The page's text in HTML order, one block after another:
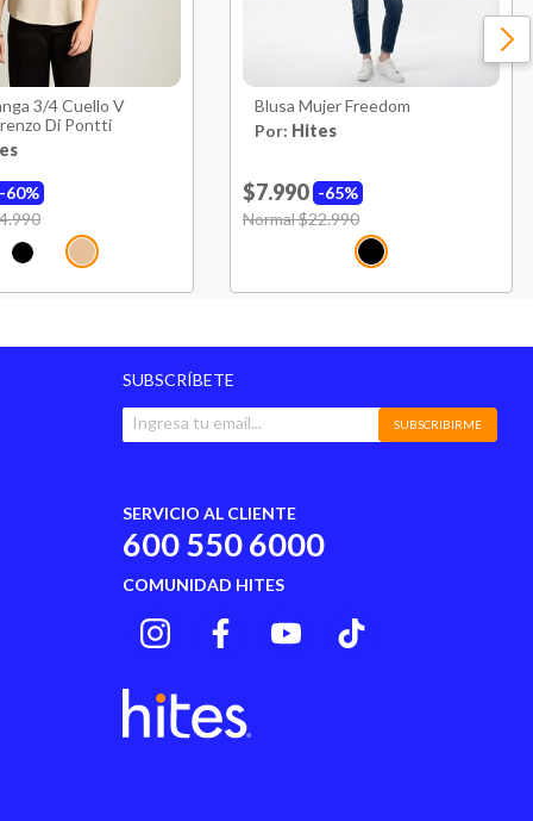
Regular
Baja
3/4 Cuello V
Di Pontti
60%
from
Blusa Mujer Freedom
Por: Hites
65%
$7.990
Price reduced from
Normal $22.990
SUBSCRÍBETE
SUBSCRIBIRME
SERVICIO AL CLIENTE
600 550 6000
COMUNIDAD HITES